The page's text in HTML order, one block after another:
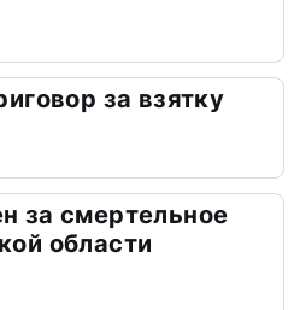
за взятку
за смертельное
области